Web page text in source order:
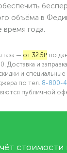
объёма в
года.
— от 32.5₽ по
Доставка и
и
по тел. 8-800-
публичной
стоимости